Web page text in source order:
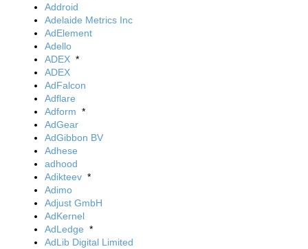
Addroid
Adelaide Metrics Inc
AdElement
Adello
ADEX *
ADEX
AdFalcon
Adflare
Adform *
AdGear
AdGibbon BV
Adhese
adhood
Adikteev *
Adimo
Adjust GmbH
AdKernel
AdLedge *
AdLib Digital Limited